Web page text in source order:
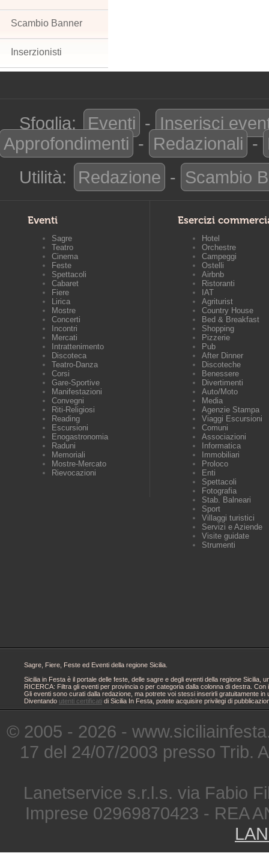
Scambio Banner
Inserzionisti
Sfoglia: Eventi - Inserisci
Approfondimenti - Redazionali -
Utilità:
Redazione - Scambio
Eventi
Sagre
Teatro
Cinema
Feste
Spettacoli
Cabaret
Fiere
Lirica
Mostre
Concerti
Incontri
Mercati
Intrattenimento
Discoteca
Teatro-Danza
Corsi
Gare-Sportive
Manifestazioni
Convegni
Riti-Religiosi
Reading
Escursioni
Enogastronomia
Raduni
Memoriali
Mostre-Mercato
Rievocazioni
Esercizi
Hotel
Orchestre
Campeggi
Ostelli
Airbnb
Ristoranti
IAT
Agriturist
Country House
Bed & Breakfast
Shopping
Pizzerie
Pub
After Dinner
Discoteche
Benessere
Divertimenti
Auto/Moto
Media
Agenzie Stampa
Viaggi Escursioni
Comuni
Associazioni
Informatica
Immobiliari
Proloco
Enti
Spettacoli
Fotografia
Stab. Balneari
Sport
Villaggi turistici
Servizi e Aziende
Visite guidate
Strumenti
Sagre, Fiere, Feste ed Eventi della regione Sicilia.
Sicilia in Festa è il portale delle feste, delle sagre e degli eventi della regione
RICERCA: Filtra gli eventi per provincia o per categoria dalla colonna di destra.
Gli eventi sono curati dalla redazione, ma potrete voi stessi inserirli gratuitamente
Diventando utenti certificati di Sicilia In Festa, potete acquisire privilegi di
© 2005 - 2026 -
17 del 24/07/2003 presso Trib.
Lanetservice s.r.l.s. via Fabio
Imprese 02969870423 - REA